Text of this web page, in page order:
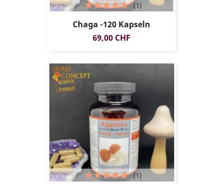
Chaga -120 Kapseln
Preis
69,00 CHF
(1)
(1)